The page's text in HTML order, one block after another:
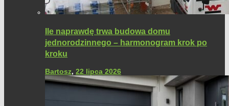
Ile naprawdę trwa budowa domu
jednorodzinnego – harmonogram krok po
kroku
Bartosz, 22 lipca 2026